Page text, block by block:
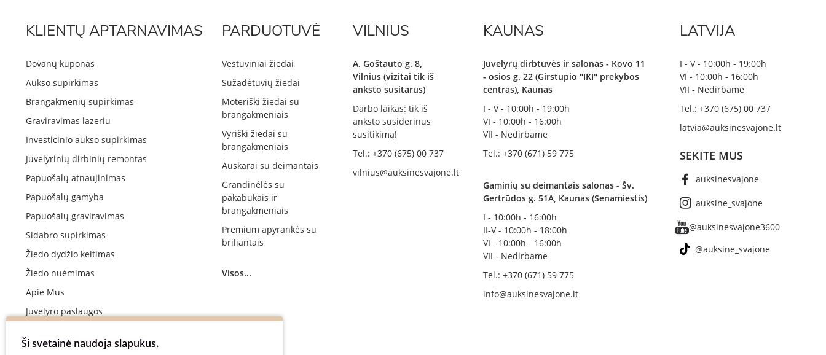
KLIENTŲ APTARNAVIMAS
Dovanų kuponas
Aukso supirkimas
Brangakmenių supirkimas
Graviravimas lazeriu
Investicinio aukso supirkimas
Juvelyrinių dirbinių remontas
Papuošalų atnaujinimas
Papuošalų gamyba
Papuošalų graviravimas
Sidabro supirkimas
Žiedo dydžio keitimas
Žiedo nuėmimas
Apie Mus
Juvelyro paslaugos
Sužadėtuvių žiedų gamyba
PARDUOTUVĖ
Vestuviniai žiedai
Sužadėtuvių žiedai
Moteriški žiedai su
brangakmeniais
Vyriški žiedai su
brangakmeniais
Auskarai su deimantais
Grandinėlės su
pakabukais ir
brangakmeniais
Premium apyrankės su
briliantais
Visos...
VILNIUS
A. Goštauto g. 8,
Vilnius (vizitai tik iš
anksto susitarus)
Darbo laikas: tik iš
anksto susiderinus
susitikimą!
Tel.: +370 (675) 00 737
vilnius@auksinesvajone.lt
KAUNAS
Juvelyrų dirbtuvės ir salonas - Kovo 11
- osios g. 22 (Girstupio "IKI" prekybos
centras), Kaunas
I - V - 10:00h - 19:00h
VI - 10:00h - 16:00h
VII - Nedirbame
Tel.: +370 (671) 59 775
Gaminių su deimantais salonas - Šv.
Gertrūdos g. 51A, Kaunas (Senamiestis)
I - 10:00h - 16:00h
II-V - 10:00h - 18:00h
VI - 10:00h - 16:00h
VII - Nedirbame
Tel.: +370 (671) 59 775
info@auksinesvajone.lt
LATVIJA
I - V - 10:00h - 19:00h
VI - 10:00h - 16:00h
VII - Nedirbame
Tel.: +370 (675) 00 737
latvia@auksinesvajone.lt
SEKITE MUS
auksinesvajone
auksine_svajone
@auksinesvajone3600
@auksine_svajone
Ši svetainė naudoja slapukus.